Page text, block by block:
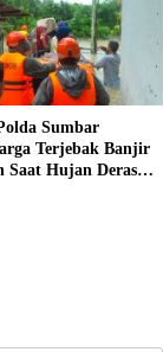
Sumbar
Terjebak Banjir
Saat Hujan Deras